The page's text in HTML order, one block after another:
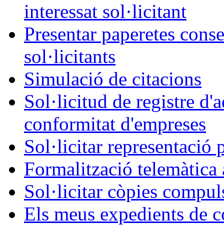
interessat sol·licitant
Presentar paperetes
sol·licitants
Simulació de citacions
Sol·licitud de registre
conformitat d'empreses
Sol·licitar representació
Formalització telemàtica
Sol·licitar còpies
Els meus expedients de